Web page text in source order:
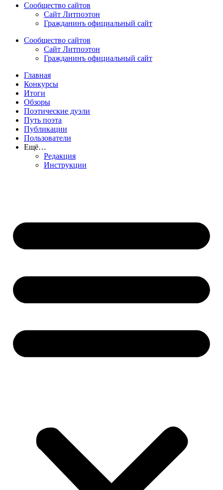
Сообщество сайтов
Сайт Литпоэтон
Гражданинъ официальный сайт
Сообщество сайтов
Сайт Литпоэтон
Гражданинъ официальный сайт
Главная
Конкурсы
Итоги
Обзоры
Поэтические дуэли
Путь поэта
Публикации
Пользователи
Ещё…
Редакция
Инструкции